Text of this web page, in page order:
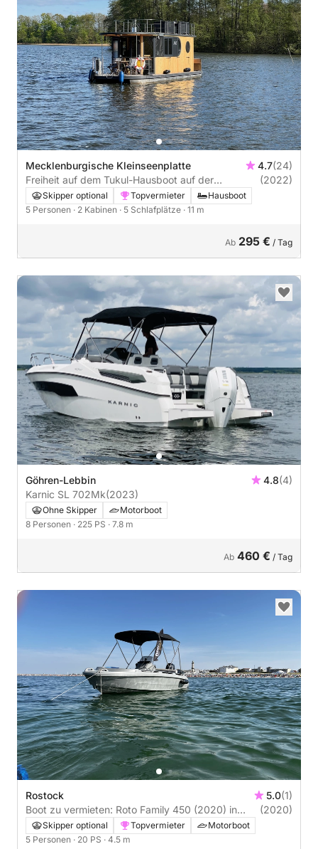
Mecklenburgische Kleinseenplatte 4.7(24)
Freiheit auf dem Tukul-Hausboot auf der
Macklenburger Seenplatte
(2022)
Skipper optional Topvermieter
Hausboot
5 Personen · 2 Kabinen · 5 Schlafplätze · 11 m
Ab 295 € / Tag
Göhren-Lebbin 4.8(4)
Karnic SL 702Mk(2023)
Ohne Skipper
Motorboot
8 Personen · 225 PS · 7.8 m
Ab 460 € / Tag
Rostock 5.0(1)
Boot zu vermieten: Roto Family 450 (2020) in
Rostock
(2020)
Skipper optional Topvermieter
Motorboot
5 Personen · 20 PS · 4.5 m